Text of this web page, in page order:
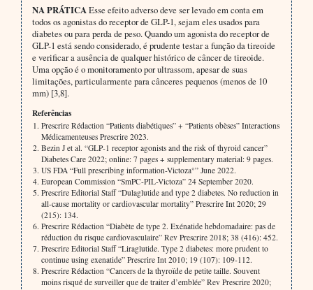
NA PRÁTICAEsse efeito adverso deve ser levado em conta em
todos os agonistas do receptor de GLP-1, sejam eles usados para
diabetes ou para perda de peso. Quando um agonista do receptor de
GLP-1 está sendo considerado, é prudente testar a função da tireoide
e verificar a ausência de qualquer histórico de câncer de tireoide.
Uma opção é o monitoramento por ultrassom, apesar de suas
limitações, particularmente para cânceres pequenos (menos de 10
mm) [3,8].
Referências
Prescrire Rédaction “Patients diabétiques” + “Patients obèses” Interactions
Médicamenteuses Prescrire 2023.
Bezin J et al. “GLP-1 receptor agonists and the risk of thyroid cancer”
Diabetes Care 2022; online: 7 pages + supplementary material: 9 pages.
US FDA “Full prescribing information-Victoza°” June 2022.
European Commission “SmPC-PIL-Victoza” 24 September 2020.
Prescrire Editorial Staff “Dulaglutide and type 2 diabetes. No reduction in
all-cause mortality or cardiovascular mortality” Prescrire Int 2020; 29
(215): 134.
Prescrire Rédaction “Diabète de type 2. Exénatide hebdomadaire: pas de
réduction du risque cardiovasculaire” Rev Prescrire 2018; 38 (416): 452.
Prescrire Editorial Staff “Liraglutide. Type 2 diabetes: more prudent to
continue using exenatide” Prescrire Int 2010; 19 (107): 109-112.
Prescrire Rédaction “Cancers de la thyroïde de petite taille. Souvent
moins risqué de surveiller que de traiter d’emblée” Rev Prescrire 2020;